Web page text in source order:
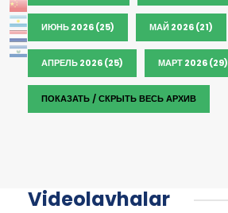
ИЮНЬ 2026 (25) МАЙ 2026 (21)
АПРЕЛЬ 2026 (25) МАРТ 2026 (29)
ПОКАЗАТЬ / СКРЫТЬ ВЕСЬ АРХИВ
Videolavhalar